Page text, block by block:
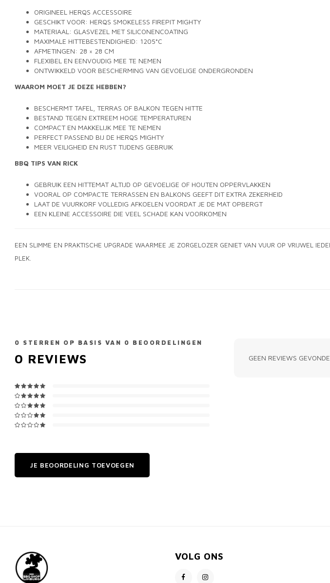
ORIGINEEL HERQS ACCESSOIRE
GESCHIKT VOOR: HERQS SMOKELESS FIREPIT MIGHTY
MATERIAAL: GLASVEZEL MET SILICONENCOATING
MAXIMALE HITTEBESTENDIGHEID: 1205°C
AFMETINGEN: 28 × 28 CM
FLEXIBEL EN EENVOUDIG MEE TE NEMEN
ONTWIKKELD VOOR BESCHERMING VAN GEVOELIGE ONDERGRONDEN
WAAROM MOET JE DEZE HEBBEN?
BESCHERMT TAFEL, TERRAS OF BALKON TEGEN HITTE
BESTAND TEGEN EXTREEM HOGE TEMPERATUREN
COMPACT EN MAKKELIJK MEE TE NEMEN
PERFECT PASSEND BIJ DE HERQS MIGHTY
MEER VEILIGHEID EN RUST TIJDENS GEBRUIK
BBQ TIPS VAN RICK
GEBRUIK EEN HITTEMAT ALTIJD OP GEVOELIGE OF HOUTEN OPPERVLAKKEN
VOORAL OP COMPACTE TERRASSEN EN BALKONS GEEFT DIT EXTRA ZEKERHEID
LAAT DE VUURKORF VOLLEDIG AFKOELEN VOORDAT JE DE MAT OPBERGT
EEN KLEINE ACCESSOIRE DIE VEEL SCHADE KAN VOORKOMEN
EEN SLIMME EN PRAKTISCHE UPGRADE WAARMEE JE ZORGELOZER GENIET VAN VUUR OP VRIJWEL
PLEK.
0 STERREN OP BASIS VAN 0 BEOORDELINGEN
0 REVIEWS
JE BEOORDELING TOEVOEGEN
GEEN REVIEWS
VOLG ONS